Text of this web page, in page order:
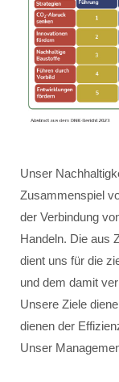
Unser
Zusammenspiel
der Verbindung
Handeln. Die aus
dient uns für die
und dem damit
Unsere Ziele
dienen der
Unser